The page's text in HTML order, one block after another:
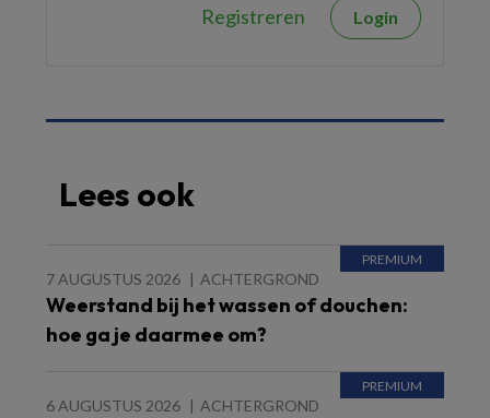
Registreren Login
Lees ook
7 AUGUSTUS 2026 ACHTERGROND
Weerstand bij het wassen of douchen:
hoe ga je daarmee om?
6 AUGUSTUS 2026 ACHTERGROND